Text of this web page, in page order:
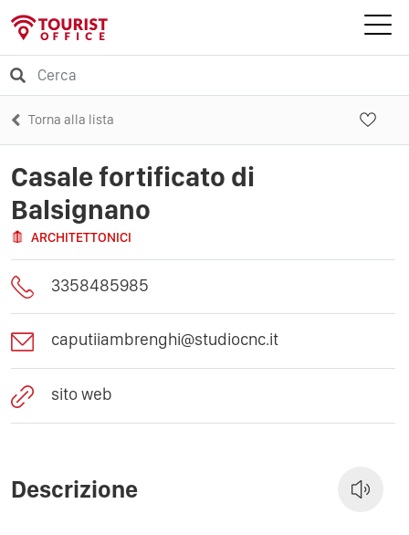
Torna alla lista
Casale fortificato di
Balsignano
ARCHITETTONICI
3358485985
caputiiambrenghi@studiocnc.it
sito web
Descrizione